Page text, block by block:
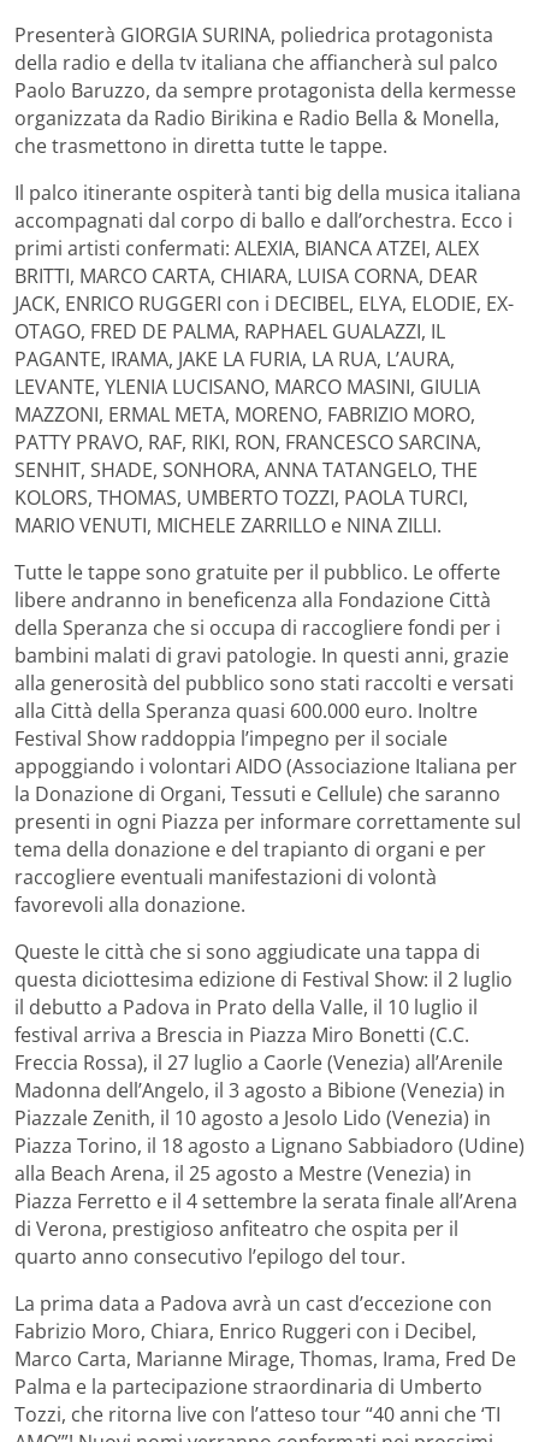
Presenterà GIORGIA SURINA, poliedrica protagonista
della radio e della tv italiana che affiancherà sul palco
Paolo Baruzzo, da sempre protagonista della kermesse
organizzata da Radio Birikina e Radio Bella & Monella,
che trasmettono in diretta tutte le tappe.
Il palco itinerante ospiterà tanti big della musica italiana
accompagnati dal corpo di ballo e dall’orchestra. Ecco i
primi artisti confermati: ALEXIA, BIANCA ATZEI, ALEX
BRITTI, MARCO CARTA, CHIARA, LUISA CORNA, DEAR
JACK, ENRICO RUGGERI con i DECIBEL, ELYA, ELODIE, EX-
OTAGO, FRED DE PALMA, RAPHAEL GUALAZZI, IL
PAGANTE, IRAMA, JAKE LA FURIA, LA RUA, L’AURA,
LEVANTE, YLENIA LUCISANO, MARCO MASINI, GIULIA
MAZZONI, ERMAL META, MORENO, FABRIZIO MORO,
PATTY PRAVO, RAF, RIKI, RON, FRANCESCO SARCINA,
SENHIT, SHADE, SONHORA, ANNA TATANGELO, THE
KOLORS, THOMAS, UMBERTO TOZZI, PAOLA TURCI,
MARIO VENUTI, MICHELE ZARRILLO e NINA ZILLI.
Tutte le tappe sono gratuite per il pubblico. Le offerte
libere andranno in beneficenza alla Fondazione Città
della Speranza che si occupa di raccogliere fondi per i
bambini malati di gravi patologie. In questi anni, grazie
alla generosità del pubblico sono stati raccolti e versati
alla Città della Speranza quasi 600.000 euro. Inoltre
Festival Show raddoppia l’impegno per il sociale
appoggiando i volontari AIDO (Associazione Italiana per
la Donazione di Organi, Tessuti e Cellule) che saranno
presenti in ogni Piazza per informare correttamente sul
tema della donazione e del trapianto di organi e per
raccogliere eventuali manifestazioni di volontà
favorevoli alla donazione.
Queste le città che si sono aggiudicate una tappa di
questa diciottesima edizione di Festival Show: il 2 luglio
il debutto a Padova in Prato della Valle, il 10 luglio il
festival arriva a Brescia in Piazza Miro Bonetti (C.C.
Freccia Rossa), il 27 luglio a Caorle (Venezia) all’Arenile
Madonna dell’Angelo, il 3 agosto a Bibione (Venezia) in
Piazzale Zenith, il 10 agosto a Jesolo Lido (Venezia) in
Piazza Torino, il 18 agosto a Lignano Sabbiadoro (Udine)
alla Beach Arena, il 25 agosto a Mestre (Venezia) in
Piazza Ferretto e il 4 settembre la serata finale all’Arena
di Verona, prestigioso anfiteatro che ospita per il
quarto anno consecutivo l’epilogo del tour.
La prima data a Padova avrà un cast d’eccezione con
Fabrizio Moro, Chiara, Enrico Ruggeri con i Decibel,
Marco Carta, Marianne Mirage, Thomas, Irama, Fred De
Palma e la partecipazione straordinaria di Umberto
Tozzi, che ritorna live con l’atteso tour “40 anni che ‘TI